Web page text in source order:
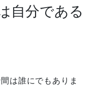
自分である
は誰にでもありま